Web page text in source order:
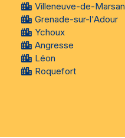
Villeneuve-de-Marsan
Grenade-sur-l'Adour
Ychoux
Angresse
Léon
Roquefort